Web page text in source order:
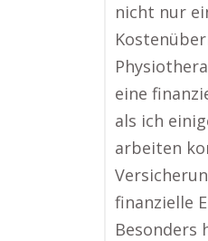
nicht nur
eine
als ich
arbeiten
finanzielle
Besonders